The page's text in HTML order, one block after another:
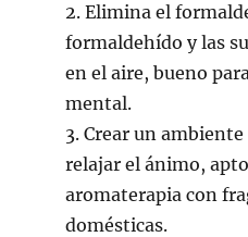
2. Elimina el
formaldehído y las
en el aire, bueno
mental.
3. Crear un
relajar el ánimo,
aromaterapia con
domésticas.